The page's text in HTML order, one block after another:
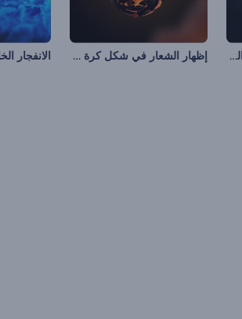
الكشف عن شعار العاصفة الغاضبة إظهار الشعار في شكل كرة مشتعلة